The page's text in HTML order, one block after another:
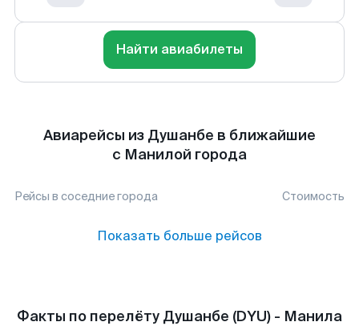
Найти авиабилеты
Авиарейсы из Душанбе в ближайшие
с Манилой города
Рейсы в соседние города Стоимость
Показать больше рейсов
Факты по перелёту Душанбе (DYU) - Манила